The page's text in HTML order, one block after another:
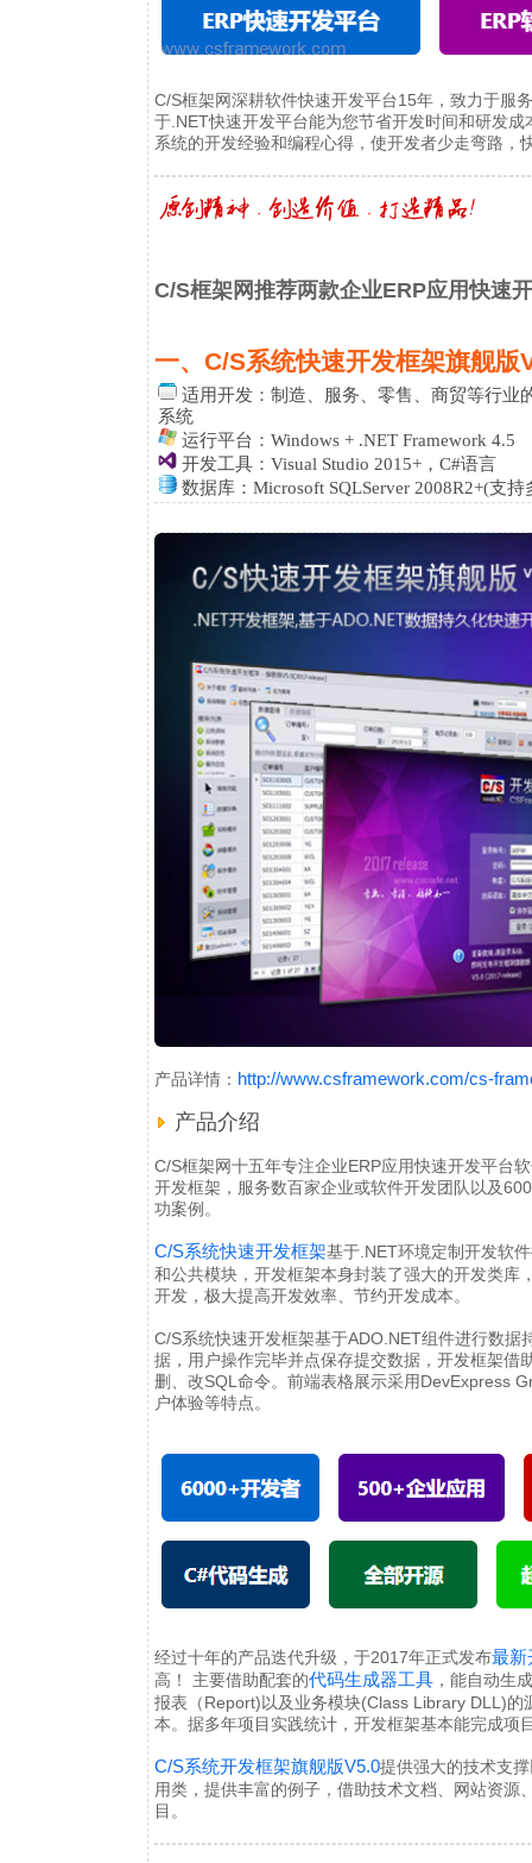
C/S框架网深耕软件快速开发平台15年，致力于服
于.NET快速开发平台能为您节省开发时间和研发
系统的开发经验和编程心得，使开发者少走弯路
C/S框架网推荐两款企业ERP应用快速
一、C/S系统快速开发框架旗舰
适用开发： 制造、服务、零售、商贸等行业
系统
运行平台：Windows + .NET Framework 4.5
开发工具：Visual Studio 2015+，C#语言
数据库：Microsoft SQLServer 2008R2+(支
产品详情： http://www.csframework.com/cs-
产品介绍
C/S框架网十五年专注企业ERP应用快速开发平台
开发框架，服务数百家企业或软件开发团队以及
功案例。
C/S系统快速开发框架基于.NET环境定制开发软
和公共模块，开发框架本身封装了强大的开发类库
开发，极大提高开发效率、节约开发成本。
C/S系统快速开发框架基于ADO.NET组件进行数
据，用户操作完毕并点保存提交数据，开发框架借
删、改SQL命令。前端表格展示采用DevExpress
户体验等特点。
经过十年的产品迭代升级，于2017年正式发布最新
高！ 主要借助配套的代码生成器工具 ，能自动生
报表（Report)以及业务模块(Class Library DLL)
本。据多年项目实践统计，开发框架基本能完成项
C/S系统开发框架旗舰版V5.0提供强大的技术支
用类，提供丰富的例子，借助技术文档、网站资
目。